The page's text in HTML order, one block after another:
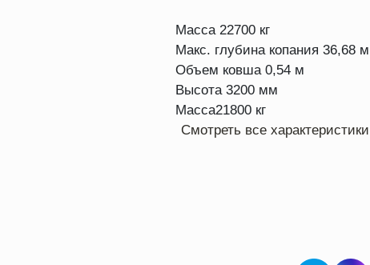
Масса 22700 кг
Макс. глубина копания 36,68 м
Объем ковша 0,54 м
Высота 3200 мм
Масса21800 кг
Смотреть все характеристики